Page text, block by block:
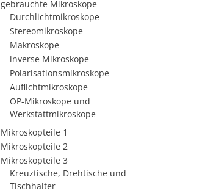
gebrauchte Mikroskope
Durchlichtmikroskope
Stereomikroskope
Makroskope
inverse Mikroskope
Polarisationsmikroskope
Auflichtmikroskope
OP-Mikroskope und
Werkstattmikroskope
Mikroskopteile 1
Mikroskopteile 2
Mikroskopteile 3
Kreuztische, Drehtische und
Tischhalter